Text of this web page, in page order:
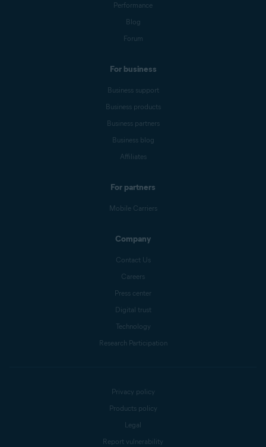
Performance
Blog
Forum
For business
Business support
Business products
Business partners
Business blog
Affiliates
For partners
Mobile Carriers
Company
Contact Us
Careers
Press center
Digital trust
Technology
Research Participation
Privacy policy
Products policy
Legal
Report vulnerability